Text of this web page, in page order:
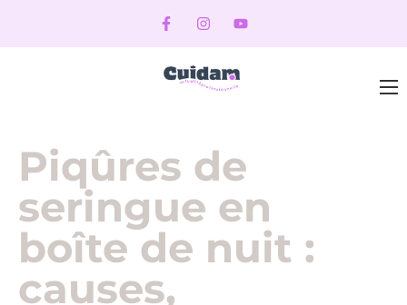
Piqûres de
seringue en
boîte de nuit :
causes,